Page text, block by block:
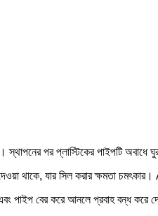
পর প্লাস্টিকের পাইপটি অবাধে
যার সিল করার ক্ষমতা চমৎকার।
পাইপ বের করে আনলে প্রবাহ বন্ধ করে